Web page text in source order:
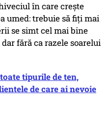
în care crește
umed: trebuie să fiți mai
se simt cel mai bine
fără ca razele soarelui
tipurile de ten,
de care ai nevoie